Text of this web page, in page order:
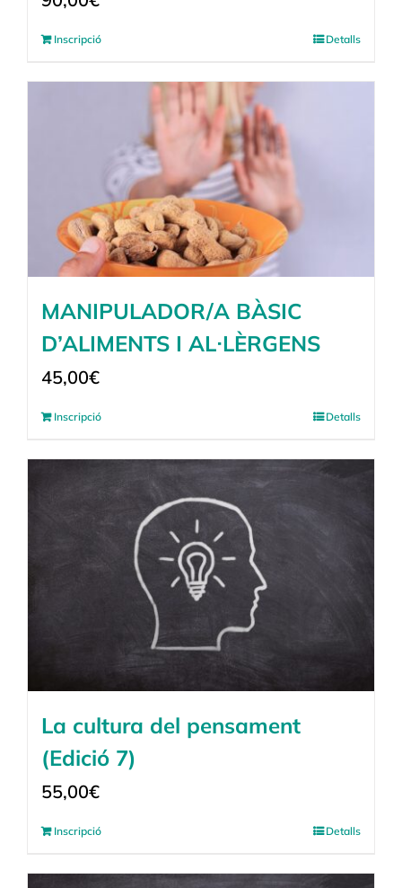
Inscripció Detalls
MANIPULADOR/A BÀSIC
D’ALIMENTS I AL·LÈRGENS
45,00€
Inscripció Detalls
La cultura del pensament
(Edició 7)
55,00€
Inscripció Detalls